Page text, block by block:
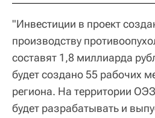
"Инвестиции в проект
производству
составят 1,8 миллиарда
будет создано 55 рабочих
региона. На территории
будет разрабатывать и